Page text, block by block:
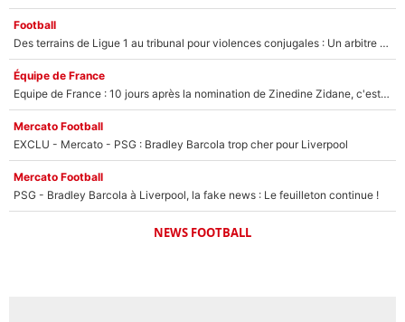
Football
Des terrains de Ligue 1 au tribunal pour violences conjugales : Un arbitre français encourt une peine de 18 mois de prison !
Équipe de France
Equipe de France : 10 jours après la nomination de Zinedine Zidane, c'est au tour de son fils de prendre un nouveau départ !
Mercato Football
EXCLU - Mercato - PSG : Bradley Barcola trop cher pour Liverpool
Mercato Football
PSG - Bradley Barcola à Liverpool, la fake news : Le feuilleton continue !
NEWS FOOTBALL